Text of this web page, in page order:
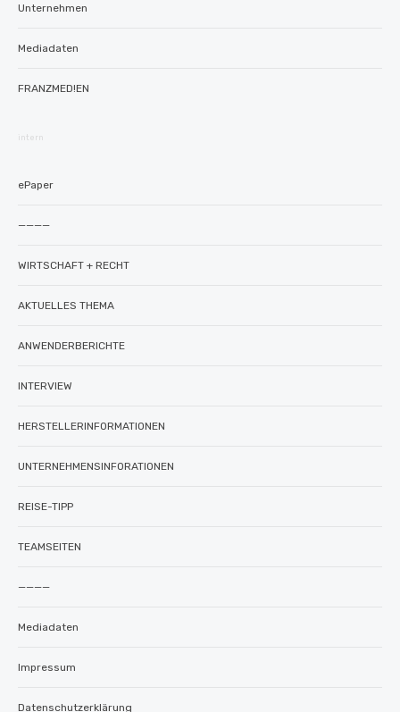
Unternehmen
Mediadaten
FRANZMED!EN
intern
ePaper
————
WIRTSCHAFT + RECHT
AKTUELLES THEMA
ANWENDERBERICHTE
INTERVIEW
HERSTELLERINFORMATIONEN
UNTERNEHMENSINFORATIONEN
REISE-TIPP
TEAMSEITEN
————
Mediadaten
Impressum
Datenschutzerklärung